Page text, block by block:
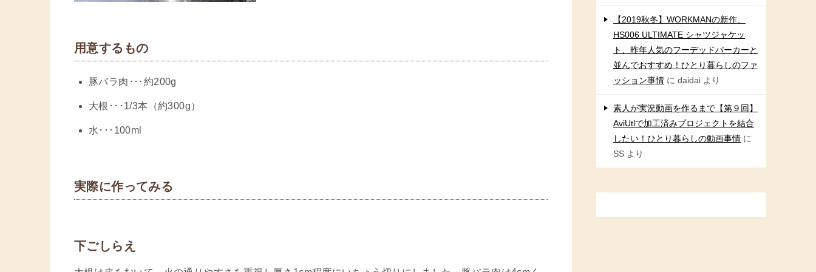
用意するもの
豚バラ肉･･･約200g
大根･･･1/3本（約300g）
水･･･100ml
実際に作ってみる
下ごしらえ
【2019秋冬】WORKMANの新作、
HS006 ULTIMATE シャツジャケッ
ト、昨年人気のフーデッドパーカーと
並んでおすすめ！ひとり暮らしのファ
ッション事情 に daidai より
素人が実況動画を作るまで【第９回】
AviUtlで加工済みプロジェクトを結合
したい！ひとり暮らしの動画事情 に
SS より